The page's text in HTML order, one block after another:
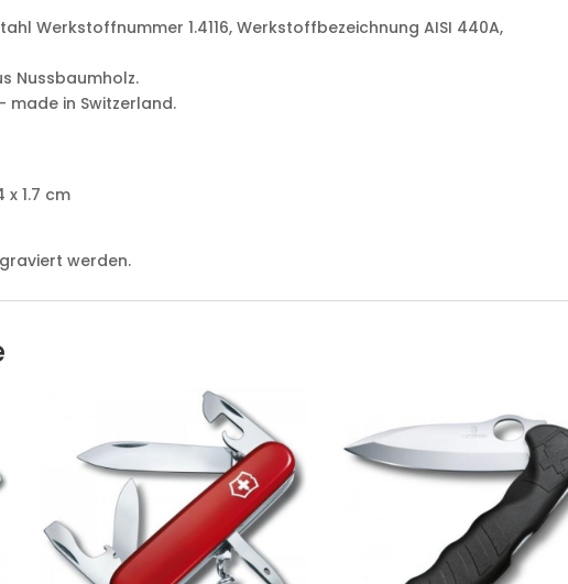
Werkstoffnummer 1.4116, Werkstoffbezeichnung AISI 440A,
Nussbaumholz.
made in Switzerland.
x 1.7 cm
werden.